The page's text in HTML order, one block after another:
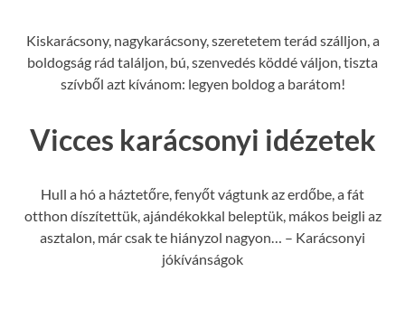
Kiskarácsony, nagykarácsony, szeretetem terád szálljon, a
boldogság rád találjon, bú, szenvedés köddé váljon, tiszta
szívből azt kívánom: legyen boldog a barátom!
Vicces karácsonyi idézetek
Hull a hó a háztetőre, fenyőt vágtunk az erdőbe, a fát
otthon díszítettük, ajándékokkal beleptük, mákos beigli az
asztalon, már csak te hiányzol nagyon… – Karácsonyi
jókívánságok